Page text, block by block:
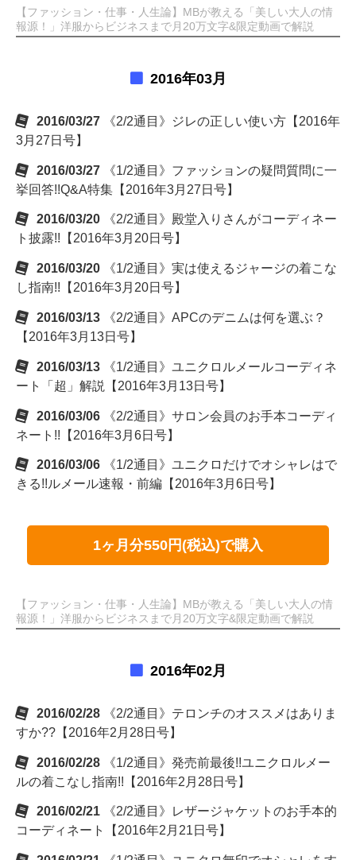
【ファッション・仕事・人生論】MBが教える「美しい大人の情
報源！」洋服からビジネスまで月20万文字&限定動画で解説
2016年03月
2016/03/27
《2/2通目》ジレの正しい使い方【2016年
3月27日号】
2016/03/27
《1/2通目》ファッションの疑問質問に一
挙回答!!Q&A特集【2016年3月27日号】
2016/03/20
《2/2通目》殿堂入りさんがコーディネー
ト披露!!【2016年3月20日号】
2016/03/20
《1/2通目》実は使えるジャージの着こな
し指南!!【2016年3月20日号】
2016/03/13
《2/2通目》APCのデニムは何を選ぶ？
【2016年3月13日号】
2016/03/13
《1/2通目》ユニクロルメールコーディネ
ート「超」解説【2016年3月13日号】
2016/03/06
《2/2通目》サロン会員のお手本コーディ
ネート!!【2016年3月6日号】
2016/03/06
《1/2通目》ユニクロだけでオシャレはで
きる!!ルメール速報・前編【2016年3月6日号】
1ヶ月分550円(税込)で購入
【ファッション・仕事・人生論】MBが教える「美しい大人の情
報源！」洋服からビジネスまで月20万文字&限定動画で解説
2016年02月
2016/02/28
《2/2通目》テロンチのオススメはありま
すか??【2016年2月28日号】
2016/02/28
《1/2通目》発売前最後!!ユニクロルメー
ルの着こなし指南!!【2016年2月28日号】
2016/02/21
《2/2通目》レザージャケットのお手本的
コーディネート【2016年2月21日号】